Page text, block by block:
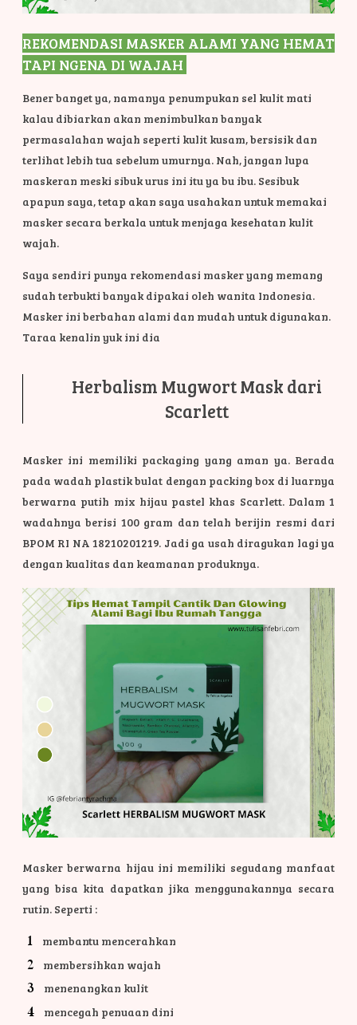
REKOMENDASI MASKER ALAMI YANG HEMAT
TAPI NGENA DI WAJAH
Bener banget ya, namanya penumpukan sel kulit mati
kalau dibiarkan akan menimbulkan banyak
permasalahan wajah seperti kulit kusam, bersisik dan
terlihat lebih tua sebelum umurnya. Nah, jangan lupa
maskeran meski sibuk urus ini itu ya bu ibu. Sesibuk
apapun saya, tetap akan saya usahakan untuk memakai
masker secara berkala untuk menjaga kesehatan kulit
wajah.
Saya sendiri punya rekomendasi masker yang memang
sudah terbukti banyak dipakai oleh wanita Indonesia.
Masker ini berbahan alami dan mudah untuk digunakan.
Taraa kenalin yuk ini dia
Herbalism Mugwort Mask dari
Scarlett
Masker ini memiliki packaging yang aman ya. Berada
pada wadah plastik bulat dengan packing box di luarnya
berwarna putih mix hijau pastel khas Scarlett. Dalam 1
wadahnya berisi 100 gram dan telah berijin resmi dari
BPOM RI NA 18210201219. Jadi ga usah diragukan lagi ya
dengan kualitas dan keamanan produknya.
Masker berwarna hijau ini memiliki segudang manfaat
yang bisa kita dapatkan jika menggunakannya secara
rutin. Seperti :
membantu mencerahkan
membersihkan wajah
menenangkan kulit
mencegah penuaan dini